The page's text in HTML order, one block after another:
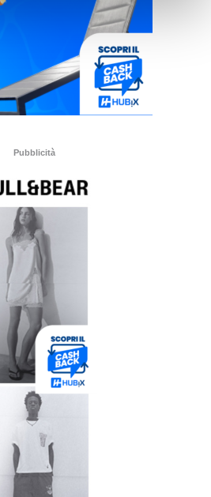
Pubblicità